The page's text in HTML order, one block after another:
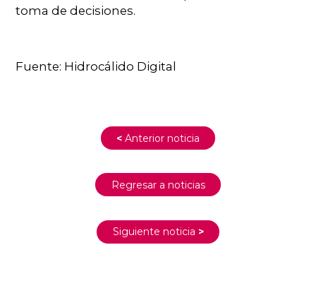
toma de decisiones.
Fuente: Hidrocálido Digital
< Anterior noticia
Regresar a noticias
Siguiente noticia >